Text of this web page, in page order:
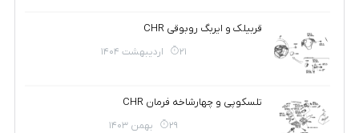
قربیلک و ایربگ روبوقی CHR
21 اردیبهشت 1404
تلسکوپی و چهارشاخه فرمان CHR
29 بهمن 1403